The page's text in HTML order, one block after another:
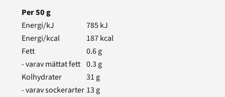
Per50g
Energi/kJ
785kJ
Energi/kcal
187kcal
Fett
0.6g
- varav mättat fett 0.3 g
Kolhydrater
31 g
- varav sockerarter 13 g